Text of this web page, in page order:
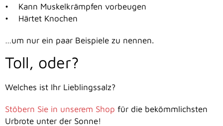
• Kann Muskelkrämpfen vorbeugen
• Härtet Knochen
…um nur ein paar Beispiele zu nennen.
Toll, oder?
Welches ist Ihr Lieblingssalz?
Stöbern Sie in unserem Shop für die bekömmlichsten
Urbrote unter der Sonne!